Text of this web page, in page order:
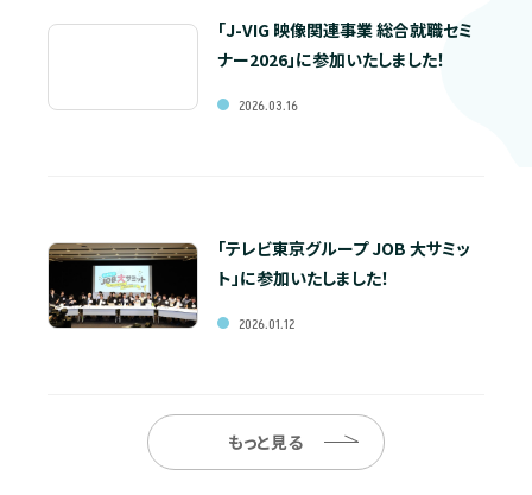
「J-VIG 映像関連事業 総合就職セミ
ナー2026」に参加いたしました！
2026.03.16
「テレビ東京グループ JOB 大サミッ
ト」に参加いたしました！
2026.01.12
もっと見る